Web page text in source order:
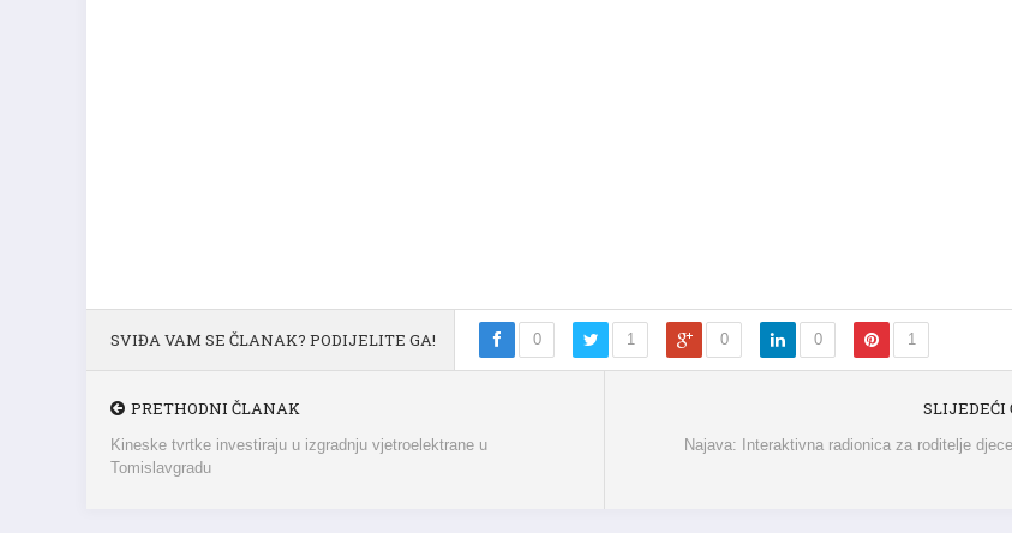
SVIĐA VAM SE ČLANAK? PODIJELITE GA! 0 1 0 0 1
PRETHODNI ČLANAK
Tomislavgradu
SLIJEDEĆI